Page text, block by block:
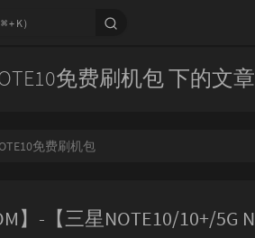
免费刷机包 下的文章
免费刷机包